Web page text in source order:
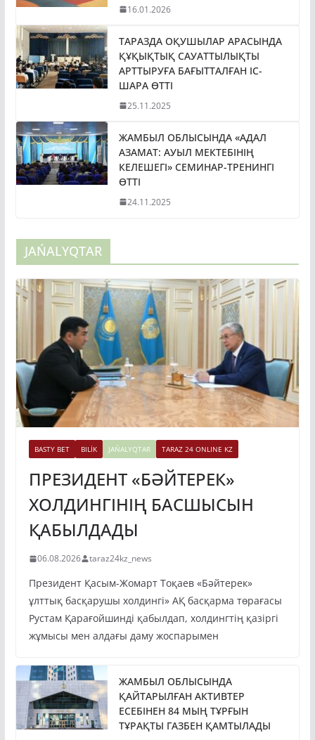
16.01.2026
ТАРАЗДА ОҚУШЫЛАР АРАСЫНДА
ҚҰҚЫҚТЫҚ САУАТТЫЛЫҚТЫ
АРТТЫРУҒА БАҒЫТТАЛҒАН ІС-
ШАРА ӨТТІ
25.11.2025
ЖАМБЫЛ ОБЛЫСЫНДА «АДАЛ
АЗАМАТ: АУЫЛ МЕКТЕБІНІҢ
КЕЛЕШЕГІ» СЕМИНАР-ТРЕНИНГІ
ӨТТІ
24.11.2025
JAŃALYQTAR
BASTY BET BILİK JAŃALYQTAR TARAZ 24 ONLINE KZ
ПРЕЗИДЕНТ «БӘЙТЕРЕК»
ХОЛДИНГІНІҢ БАСШЫСЫН
ҚАБЫЛДАДЫ
06.08.2026 taraz24kz_news
Президент Қасым-Жомарт Тоқаев «Бәйтерек»
ұлттық басқарушы холдингі» АҚ басқарма төрағасы
Рустам Қарағойшинді қабылдап, холдингтің қазіргі
жұмысы мен алдағы даму жоспарымен
ЖАМБЫЛ ОБЛЫСЫНДА
ҚАЙТАРЫЛҒАН АКТИВТЕР
ЕСЕБІНЕН 84 МЫҢ ТҰРҒЫН
ТҰРАҚТЫ ГАЗБЕН ҚАМТЫЛАДЫ